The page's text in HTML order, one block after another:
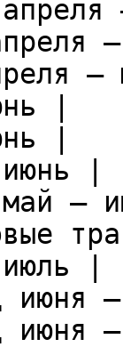
|
|
|
май —
|
июня
июня